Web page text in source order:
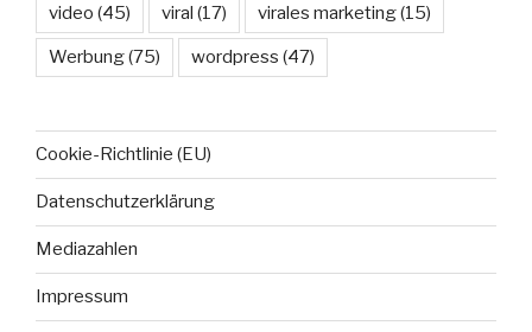
video (45) viral (17) virales marketing(15)
Werbung(75) wordpress (47)
Cookie-Richtlinie (EU)
Datenschutzerklärung
Mediazahlen
Impressum